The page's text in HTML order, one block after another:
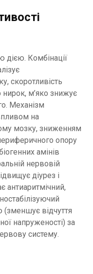
дією. Комбінації
скоротливість
нирок, м’яко знижує
Механізм
на
мозку, зниженням
опору
амінів
нервовій
діурез і
антиаритмічний,
(зменшує відчуття
напруженості) за
систему.